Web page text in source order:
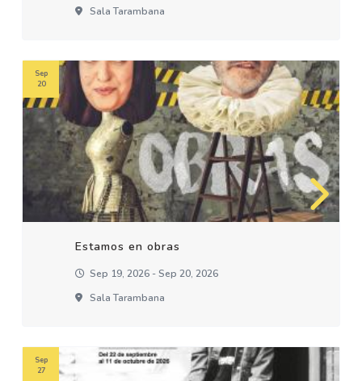
Sala Tarambana
Estamos en obras
Sep 19, 2026 - Sep 20, 2026
Sala Tarambana
Sep
20
Sep
27